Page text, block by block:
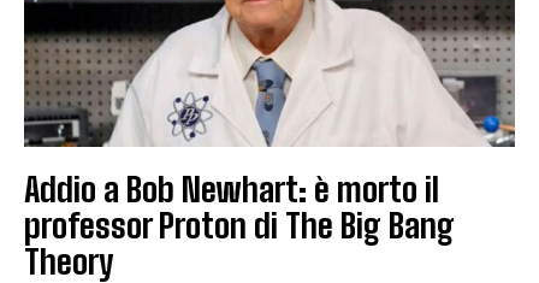
Addio a Bob Newhart: è morto il
professor Proton di The Big Bang
Theory